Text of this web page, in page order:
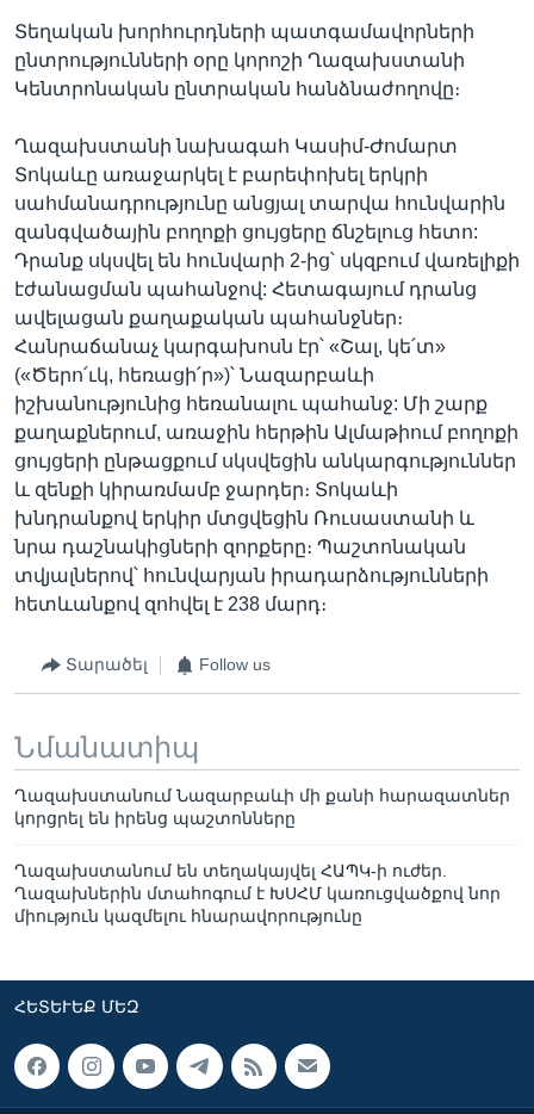
Տեղական խորհուրդների պատգամավորների
ընտրությունների օրը կորոշի Ղազախստանի
Կենտրոնական ընտրական հանձնաժողովը։
Ղազախստանի նախագահ Կասիմ-Ժոմարտ
Տոկաևը առաջարկել է բարեփոխել երկրի
սահմանադրությունը անցյալ տարվա հունվարին
զանգվածային բողոքի ցույցերը ճնշելուց հետո:
Դրանք սկսվել են հունվարի 2-ից՝ սկզբում վառելիքի
էժանացման պահանջով: Հետագայում դրանց
ավելացան քաղաքական պահանջներ։
Հանրաճանաչ կարգախոսն էր՝ «Շալ, կե՛տ»
(«Ծերո՛ւկ, հեռացի՛ր»)՝ Նազարբաևի
իշխանությունից հեռանալու պահանջ: Մի շարք
քաղաքներում, առաջին հերթին Ալմաթիում բողոքի
ցույցերի ընթացքում սկսվեցին անկարգություններ
և զենքի կիրառմամբ ջարդեր։ Տոկաևի
խնդրանքով երկիր մտցվեցին Ռուսաստանի և
նրա դաշնակիցների զորքերը։ Պաշտոնական
տվյալներով՝ հունվարյան իրադարձությունների
հետևանքով զոհվել է 238 մարդ։
Տարածել Follow us
Նմանատիպ
Ղազախստանում Նազարբաևի մի քանի հարազատներ
կորցրել են իրենց պաշտոնները
Ղազախստանում են տեղակայվել ՀԱՊԿ-ի ուժեր.
Ղազախներին մտահոգում է ԽՍՀՄ կառուցվածքով նոր
միություն կազմելու հնարավորությունը
ՀԵՏԵՒԵՔ ՄԵԶ